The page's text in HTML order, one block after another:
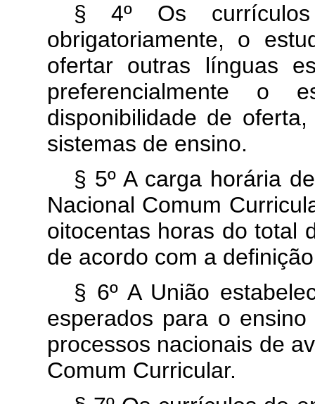
§ 4º Os
obrigatoriamente, o
ofertar outras línguas
preferencialmente o
disponibilidade de
sistemas de ensino.
§ 5º A carga horária
Nacional Comum
oitocentas horas do total
de acordo com a
§ 6º A União
esperados para o
processos nacionais de
Comum Curricular.